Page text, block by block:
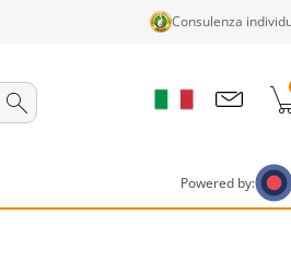
Consulenza
Powered by: